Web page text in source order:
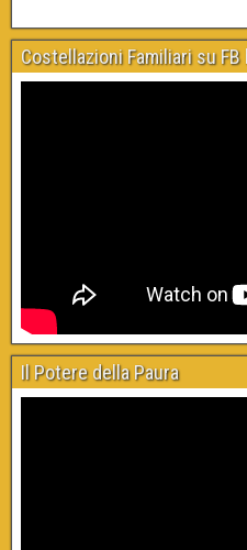
Costellazioni Familiari su
Il Potere della Paura